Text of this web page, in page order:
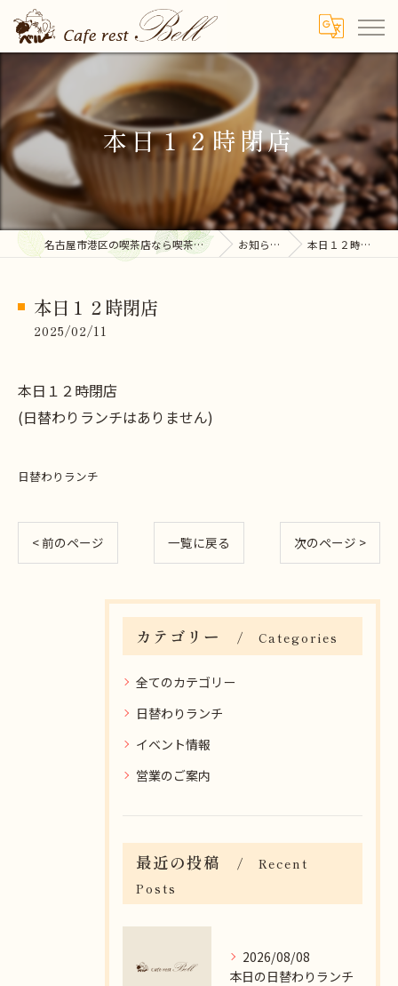
本日１２時閉店
名古屋市港区の喫茶店なら喫茶ベル お知らせ 本日１２時閉店
本日１２時閉店
2025/02/11
本日１２時閉店
(日替わりランチはありません)
日替わりランチ
< 前のページ 一覧に戻る 次のページ >
カテゴリー Categories
全てのカテゴリー
日替わりランチ
イベント情報
営業のご案内
最近の投稿
Recent
Posts
2026/08/08
本日の日替わりランチ